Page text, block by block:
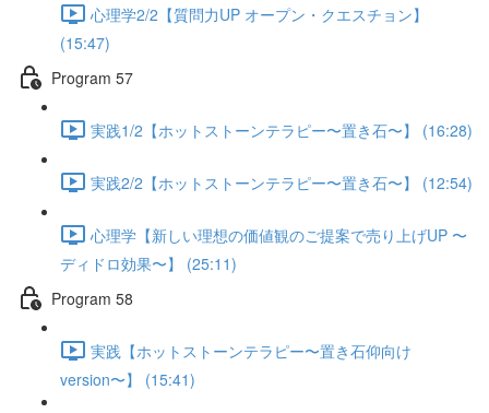
心理学2/2【質問力UP オープン・クエスチョン】
(15:47)
Program 57
実践1/2【ホットストーンテラピー〜置き石〜】 (16:28)
実践2/2【ホットストーンテラピー〜置き石〜】 (12:54)
心理学【新しい理想の価値観のご提案で売り上げUP 〜
ディドロ効果〜】 (25:11)
Program 58
実践【ホットストーンテラピー〜置き石仰向け
version〜】 (15:41)